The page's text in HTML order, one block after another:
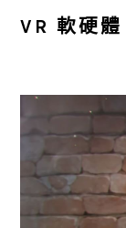
VR 軟硬體